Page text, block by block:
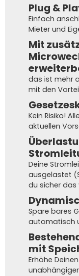
Plug &
Einfach
Mieter und
Mit
das ist mehr
mit den
Kein Risiko!
aktuellen
Deine
ausgelastet
du sicher das
Spare bares
automatisch
mit
Erhöhe